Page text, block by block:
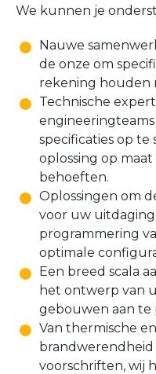
We kunnen je
Nauwe
de onze om
rekening houden
Technische
specificaties op
oplossing op
behoeften.
Oplossingen om
voor uw
programmering
optimale
Een breed scala
het ontwerp van
gebouwen aan te
Van thermische
voorschriften, wij